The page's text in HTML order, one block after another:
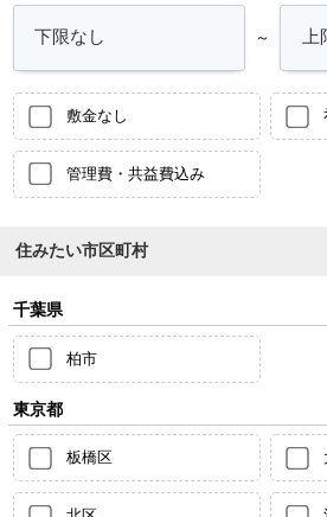
～
敷金なし
管理費・共益費込み
住みたい市区町村
千葉県
柏市
東京都
板橋区